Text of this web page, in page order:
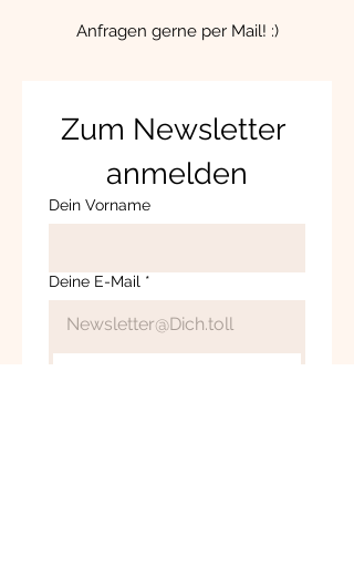
Anfragen gerne per Mail! :)
Zum Newsletter
anmelden
Dein Vorname
Deine E-Mail *